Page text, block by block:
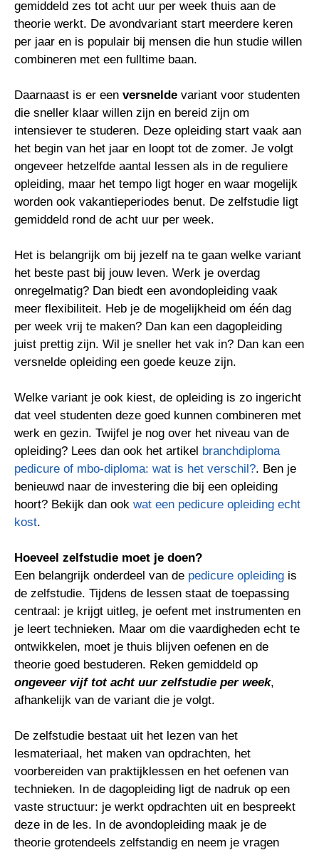
gemiddeld zes tot acht uur per week thuis aan de
theorie werkt. De avondvariant start meerdere keren
per jaar en is populair bij mensen die hun studie willen
combineren met een fulltime baan.
Daarnaast is er een versnelde variant voor studenten
die sneller klaar willen zijn en bereid zijn om
intensiever te studeren. Deze opleiding start vaak aan
het begin van het jaar en loopt tot de zomer. Je volgt
ongeveer hetzelfde aantal lessen als in de reguliere
opleiding, maar het tempo ligt hoger en waar mogelijk
worden ook vakantieperiodes benut. De zelfstudie ligt
gemiddeld rond de acht uur per week.
Het is belangrijk om bij jezelf na te gaan welke variant
het beste past bij jouw leven. Werk je overdag
onregelmatig? Dan biedt een avondopleiding vaak
meer flexibiliteit. Heb je de mogelijkheid om één dag
per week vrij te maken? Dan kan een dagopleiding
juist prettig zijn. Wil je sneller het vak in? Dan kan een
versnelde opleiding een goede keuze zijn.
Welke variant je ook kiest, de opleiding is zo ingericht
dat veel studenten deze goed kunnen combineren met
werk en gezin. Twijfel je nog over het niveau van de
opleiding? Lees dan ook het artikel branchdiploma
pedicure of mbo-diploma: wat is het verschil?. Ben je
benieuwd naar de investering die bij een opleiding
hoort? Bekijk dan ook wat een pedicure opleiding echt
kost.
Hoeveel zelfstudie moet je doen?
Een belangrijk onderdeel van de pedicure opleiding is
de zelfstudie. Tijdens de lessen staat de toepassing
centraal: je krijgt uitleg, je oefent met instrumenten en
je leert technieken. Maar om die vaardigheden echt te
ontwikkelen, moet je thuis blijven oefenen en de
theorie goed bestuderen. Reken gemiddeld op
ongeveer vijf tot acht uur zelfstudie per week,
afhankelijk van de variant die je volgt.
De zelfstudie bestaat uit het lezen van het
lesmateriaal, het maken van opdrachten, het
voorbereiden van praktijklessen en het oefenen van
technieken. In de dagopleiding ligt de nadruk op een
vaste structuur: je werkt opdrachten uit en bespreekt
deze in de les. In de avondopleiding maak je de
theorie grotendeels zelfstandig en neem je vragen